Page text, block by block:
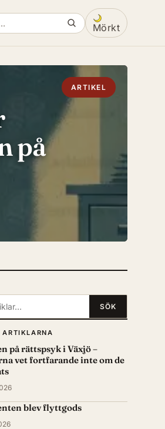
Mörkt
Växla mellan
ARTIKEL
på
SÖK
ARTIKLARNA
på rättspsyk i Växjö –
vet fortfarande inte om de
blev flyttgods